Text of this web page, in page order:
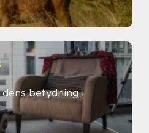
betydning i